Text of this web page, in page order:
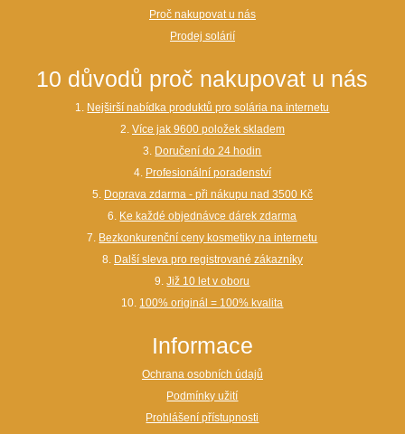
Proč nakupovat u nás
Prodej solárií
10 důvodů proč nakupovat u nás
1. Nejširší nabídka produktů pro solária na internetu
2. Více jak 9600 položek skladem
3. Doručení do 24 hodin
4. Profesionální poradenství
5. Doprava zdarma - při nákupu nad 3500 Kč
6. Ke každé objednávce dárek zdarma
7. Bezkonkurenční ceny kosmetiky na internetu
8. Další sleva pro registrované zákazníky
9.Již 10 let v oboru
10. 100% originál = 100% kvalita
Informace
Ochrana osobních údajů
Podmínky užití
Prohlášení přístupnosti